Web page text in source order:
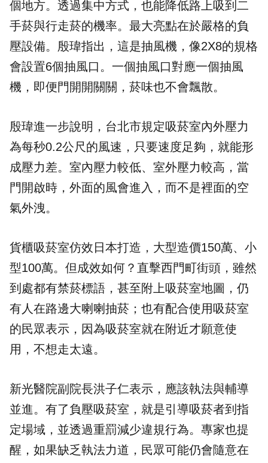
個地方。透過集中方式，也能降低路上吸到二
手菸與行走菸的機率。最大亮點在於嚴格的負
壓設備。殷瑋指出，這是抽風機，像2X8的規格
會設置6個抽風口。一個抽風口對應一個抽風
機，即便門開開關關，菸味也不會飄散。
殷瑋進一步說明，台北市規定吸菸室內外壓力
為每秒0.2公尺的風速，只要速度足夠，就能形
成壓力差。室內壓力較低、室外壓力較高，當
門開啟時，外面的風會進入，而不是裡面的空
氣外洩。
貨櫃吸菸室仿效日本打造，大型造價150萬、小
型100萬。但成效如何？直擊西門町街頭，雖然
到處都有禁菸標語，甚至附上吸菸室地圖，仍
有人在路邊大喇喇抽菸；也有配合使用吸菸室
的民眾表示，因為吸菸室就在附近才願意使
用，不想走太遠。
新光醫院副院長洪子仁表示，應該執法與輔導
並進。有了負壓吸菸室，就是引導吸菸者到指
定場域，並透過重罰減少違規行為。專家也提
醒，如果缺乏執法力道，民眾可能仍會隨意在